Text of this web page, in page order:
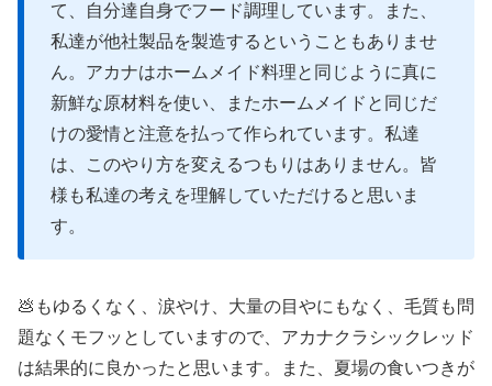
て、自分達自身でフード調理しています。また、
私達が他社製品を製造するということもありませ
ん。アカナはホームメイド料理と同じように真に
新鮮な原材料を使い、またホームメイドと同じだ
けの愛情と注意を払って作られています。私達
は、このやり方を変えるつもりはありません。皆
様も私達の考えを理解していただけると思いま
す。
💩もゆるくなく、涙やけ、大量の目やにもなく、毛質も問
題なくモフッとしていますので、アカナクラシックレッド
は結果的に良かったと思います。また、夏場の食いつきが